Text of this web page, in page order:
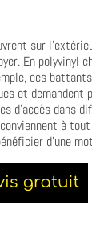
sur
En polyvinyl
ces
et demandent
d’accès dans
à
d’une